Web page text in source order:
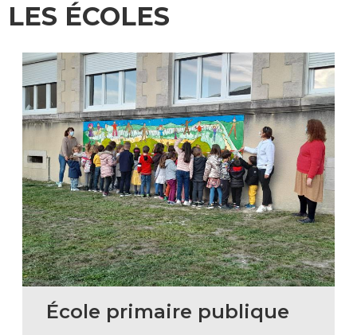
LES ÉCOLES
École primaire publique